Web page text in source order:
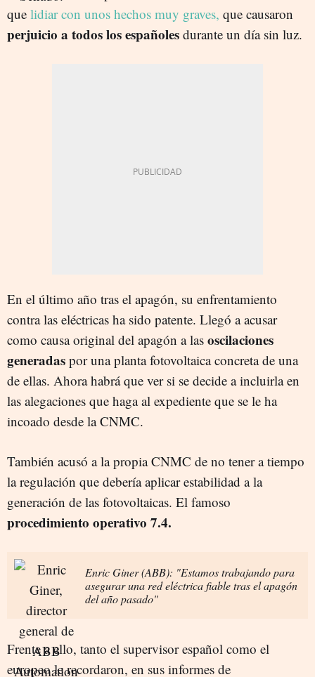
que lidiar con unos hechos muy graves, que causaron
perjuicio a todos los españoles durante un día sin luz.
En el último año tras el apagón, su enfrentamiento
contra las eléctricas ha sido patente. Llegó a acusar
como causa original del apagón a las oscilaciones
generadas por una planta fotovoltaica concreta de una
de ellas. Ahora habrá que ver si se decide a incluirla en
las alegaciones que haga al expediente que se le ha
incoado desde la CNMC.
También acusó a la propia CNMC de no tener a tiempo
la regulación que debería aplicar estabilidad a la
generación de las fotovoltaicas. El famoso
procedimiento operativo 7.4.
Enric Giner (ABB): "Estamos trabajando para
asegurar una red eléctrica fiable tras el apagón
del año pasado"
Frente a ello, tanto el supervisor español como el
europeo le recordaron, en sus informes de